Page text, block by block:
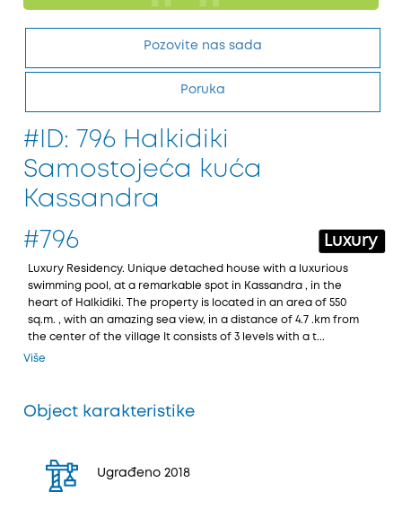
Pozovite nas sada
Poruka
#ID: 796 Halkidiki
Samostojeća kuća
Kassandra
#796
Luxury
Luxury Residency. Unique detached house with a luxurious
swimming pool, at a remarkable spot in Kassandra , in the
heart of Halkidiki. The property is located in an area of 550
sq.m. , with an amazing sea view, in a distance of 4.7 .km from
the center of the village It consists of 3 levels with a t...
Više
Object karakteristike
Ugrađeno 2018